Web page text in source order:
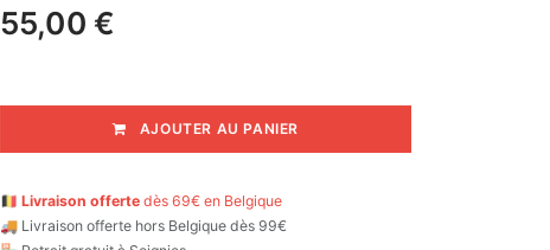
55,00 €
AJOUTER AU PANIER
🇧🇪 Livraison offerte dès 69€ en Belgique
🚚 Livraison offerte hors Belgique dès 99€